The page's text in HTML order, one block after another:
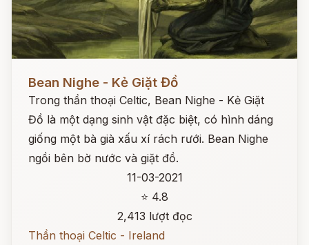
Bean Nighe - Kẻ Giặt Đồ
Trong thần thoại Celtic, Bean Nighe - Kẻ Giặt
Đồ là một dạng sinh vật đặc biệt, có hình dáng
giống một bà già xấu xí rách rưới. Bean Nighe
ngồi bên bờ nước và giặt đồ.
11-03-2021
⭐ 4.8
2,413 lượt đọc
Thần thoại Celtic - Ireland